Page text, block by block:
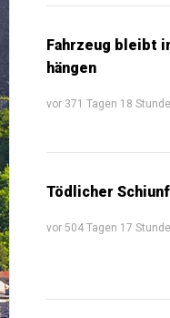
Fahrzeug bleibt
hängen
vor 371 Tagen 18
Tödlicher
vor 504 Tagen 17